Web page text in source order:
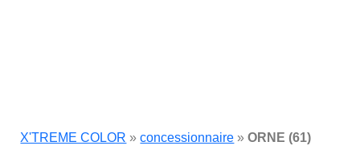
X'TREME COLOR »concessionnaire »ORNE (61)